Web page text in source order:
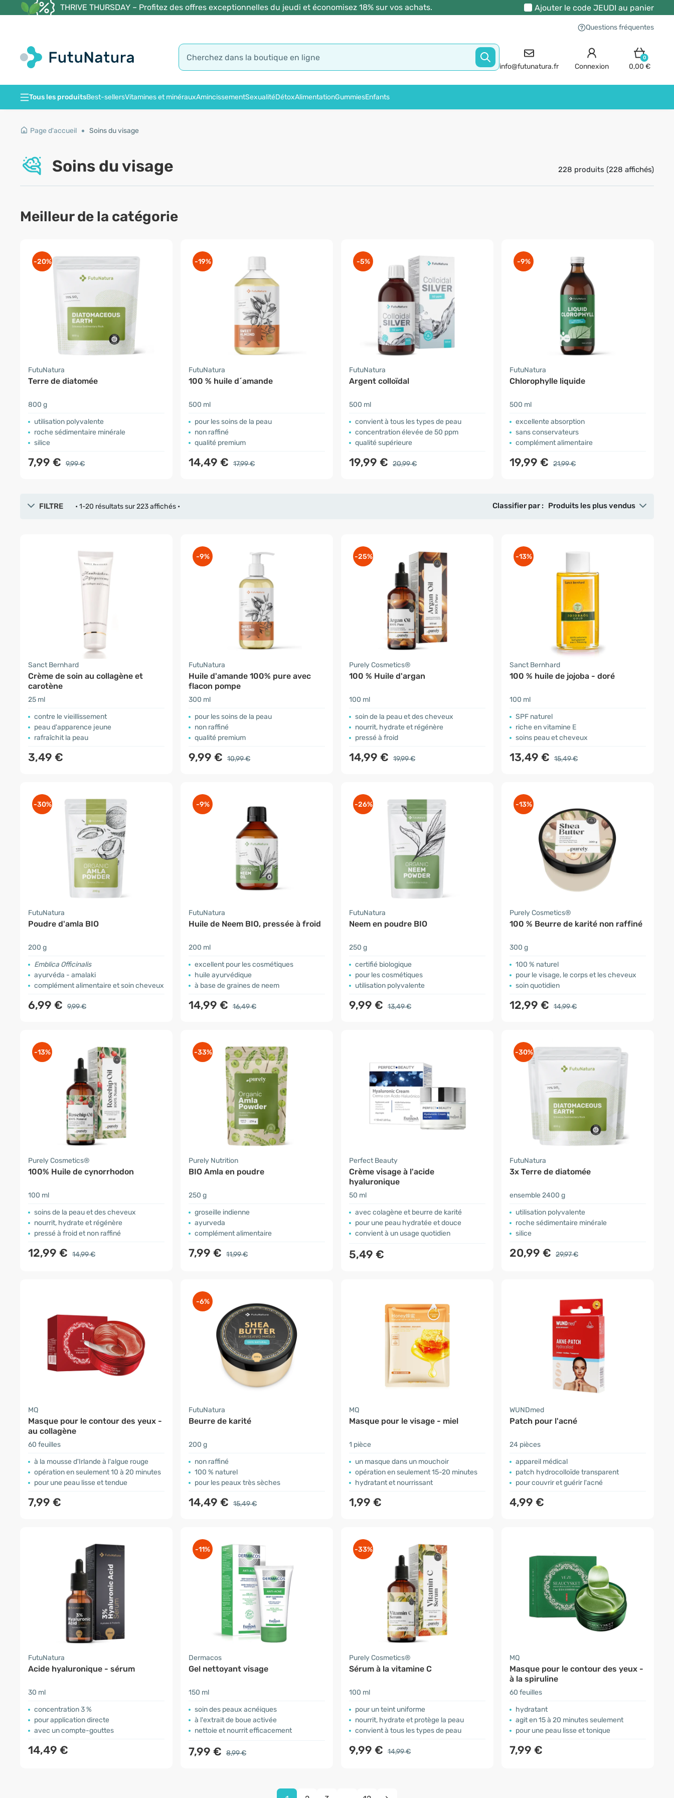
THRIVE THURSDAY – Profitez des offres exceptionnelles du jeudi et économisez 18% sur vos achats. Ajouter le code JEUDI au panier
Questions fréquentes
info@futunatura.fr Connexion
0
0,00 €
Tous les produitsBest-sellersVitamines et minérauxAmincissementSexualitéDétoxAlimentationGummiesEnfants
Page d'accueil Soins du visage
Soins du visage 228 produits (228 affichés)
Meilleur de la catégorie
-20%
FutuNatura
Terre de diatomée
800 g
utilisation polyvalente
roche sédimentaire minérale
silice
7,99 € 9,99 €
-19%
FutuNatura
100 % huile d´amande
500 ml
​pour les soins de la peau
non raffiné
qualité premium
14,49 € 17,99 €
-5%
FutuNatura
Argent colloïdal
500 ml
convient à tous les types de peau
concentration élevée de 50 ppm
qualité supérieure
19,99 € 20,99 €
-9%
FutuNatura
Chlorophylle liquide
500 ml
excellente absorption
sans conservateurs
complément alimentaire
19,99 € 21,99 €
FILTRE • 1-20 résultats sur 223 affichés • Classifier par : Produits les plus vendus
Sanct Bernhard
Crème de soin au collagène et
carotène
25 ml
contre le vieillissement
peau d'apparence jeune
rafraîchit la peau
3,49 €
-9%
FutuNatura
Huile d'amande 100% pure avec
flacon pompe
300 ml
pour les soins de la peau
non raffiné
qualité premium
9,99 € 10,99 €
-25%
Purely Cosmetics®
100 % Huile d'argan
100 ml
soin de la peau et des cheveux
nourrit, hydrate et régénère
pressé à froid
14,99 € 19,99 €
-13%
Sanct Bernhard
100 % huile de jojoba - doré
100 ml
SPF naturel
riche en vitamine E
soins peau et cheveux
13,49 € 15,49 €
-30%
FutuNatura
Poudre d'amla BIO
200 g
Emblica Officinalis
ayurvéda - amalaki
complément alimentaire et soin cheveux
6,99 € 9,99 €
-9%
FutuNatura
Huile de Neem BIO, pressée à froid
200 ml
excellent pour les cosmétiques
huile ayurvédique
à base de graines de neem
14,99 € 16,49 €
-26%
FutuNatura
Neem en poudre BIO
250 g
certifié biologique
pour les cosmétiques
utilisation polyvalente
9,99 € 13,49 €
-13%
Purely Cosmetics®
100 % Beurre de karité non raffiné
300 g
100 % naturel
pour le visage, le corps et les cheveux
soin quotidien
12,99 € 14,99 €
-13%
Purely Cosmetics®
100% Huile de cynorrhodon
100 ml
soins de la peau et des cheveux
nourrit, hydrate et régénère
pressé à froid et non raffiné
12,99 € 14,99 €
-33%
Purely Nutrition
BIO Amla en poudre
250 g
groseille indienne
ayurveda
complément alimentaire
7,99 € 11,99 €
Perfect Beauty
Crème visage à l'acide
hyaluronique
50 ml
avec colagène et beurre de karité
pour une peau hydratée et douce
convient à un usage quotidien
5,49 €
-30%
FutuNatura
3x Terre de diatomée
ensemble 2400 g
utilisation polyvalente
roche sédimentaire minérale
silice
20,99 € 29,97 €
MQ
Masque pour le contour des yeux -
au collagène
60 feuilles
à la mousse d'Irlande à l'algue rouge
opération en seulement 10 à 20 minutes
pour une peau lisse et tendue
7,99 €
-6%
FutuNatura
Beurre de karité
200 g
non raffiné
100 % naturel
pour les peaux très sèches
14,49 € 15,49 €
MQ
Masque pour le visage - miel
1 pièce
un masque dans un mouchoir
opération en seulement 15-20 minutes
hydratant et nourrissant
1,99 €
WUNDmed
Patch pour l'acné
24 pièces
appareil médical
patch hydrocolloïde transparent
pour couvrir et guérir l'acné
4,99 €
FutuNatura
Acide hyaluronique - sérum
30 ml
concentration 3 %
pour application directe
avec un compte-gouttes
14,49 €
-11%
Dermacos
Gel nettoyant visage
150 ml
soin des peaux acnéiques
à l'extrait de boue activée
nettoie et nourrit efficacement
7,99 € 8,99 €
-33%
Purely Cosmetics®
Sérum à la vitamine C
100 ml
pour un teint uniforme
nourrit, hydrate et protège la peau
convient à tous les types de peau
9,99 € 14,99 €
MQ
Masque pour le contour des yeux -
à la spiruline
60 feuilles
hydratant
agit en 15 à 20 minutes seulement
pour une peau lisse et tonique
7,99 €